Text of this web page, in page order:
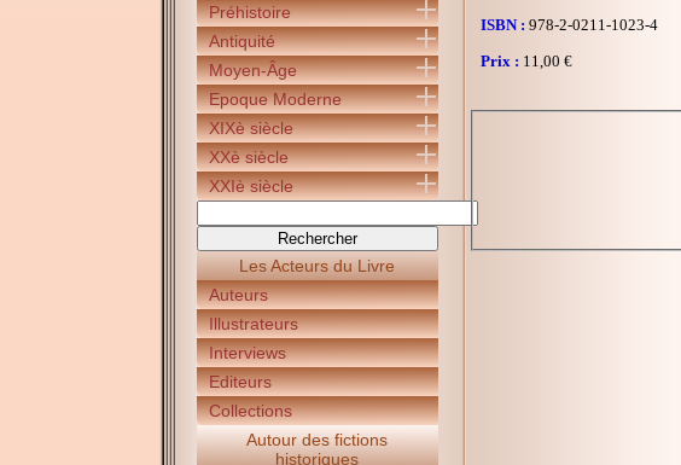
Préhistoire
Antiquité
Moyen-Âge
Epoque Moderne
XIXè siècle
XXè siècle
XXIè siècle
Les Acteurs du Livre
Auteurs
Illustrateurs
Interviews
Editeurs
Collections
Autour des fictions
historiques
ISBN : 978-2-0211-1023-4
Prix : 11,00 €